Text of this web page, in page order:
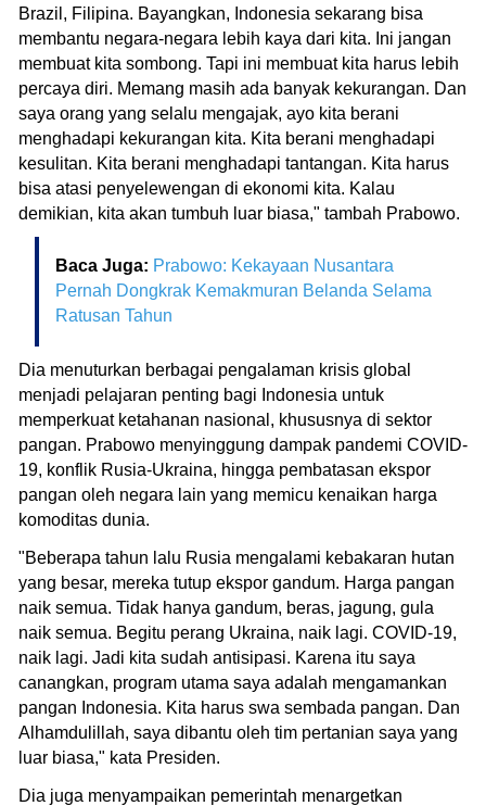
Brazil, Filipina. Bayangkan, Indonesia sekarang bisa
membantu negara-negara lebih kaya dari kita. Ini jangan
membuat kita sombong. Tapi ini membuat kita harus lebih
percaya diri. Memang masih ada banyak kekurangan. Dan
saya orang yang selalu mengajak, ayo kita berani
menghadapi kekurangan kita. Kita berani menghadapi
kesulitan. Kita berani menghadapi tantangan. Kita harus
bisa atasi penyelewengan di ekonomi kita. Kalau
demikian, kita akan tumbuh luar biasa," tambah Prabowo.
Baca Juga: Prabowo: Kekayaan Nusantara
Pernah Dongkrak Kemakmuran Belanda Selama
Ratusan Tahun
Dia menuturkan berbagai pengalaman krisis global
menjadi pelajaran penting bagi Indonesia untuk
memperkuat ketahanan nasional, khususnya di sektor
pangan. Prabowo menyinggung dampak pandemi COVID-
19, konflik Rusia-Ukraina, hingga pembatasan ekspor
pangan oleh negara lain yang memicu kenaikan harga
komoditas dunia.
"Beberapa tahun lalu Rusia mengalami kebakaran hutan
yang besar, mereka tutup ekspor gandum. Harga pangan
naik semua. Tidak hanya gandum, beras, jagung, gula
naik semua. Begitu perang Ukraina, naik lagi. COVID-19,
naik lagi. Jadi kita sudah antisipasi. Karena itu saya
canangkan, program utama saya adalah mengamankan
pangan Indonesia. Kita harus swa sembada pangan. Dan
Alhamdulillah, saya dibantu oleh tim pertanian saya yang
luar biasa," kata Presiden.
Dia juga menyampaikan pemerintah menargetkan